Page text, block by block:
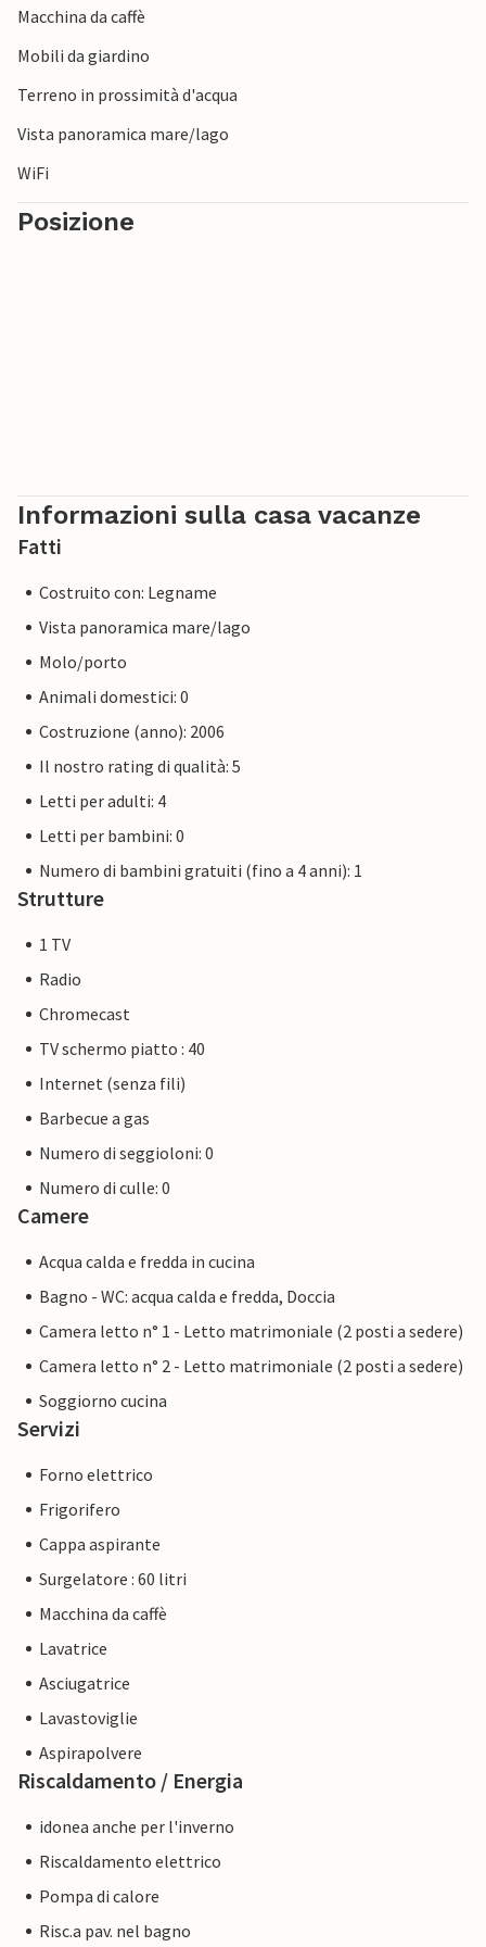
paesaggio vario e talvolta collinare.
Macchina da caffè
Mobili da giardino
Terreno in prossimità d'acqua
Vista panoramica mare/lago
WiFi
Posizione
Informazioni sulla casa vacanze
Fatti
Costruito con: Legname
Vista panoramica mare/lago
Molo/porto
Animali domestici: 0
Costruzione (anno): 2006
Il nostro rating di qualità: 5
Letti per adulti: 4
Letti per bambini: 0
Numero di bambini gratuiti (fino a 4 anni): 1
Strutture
1 TV
Radio
Chromecast
TV schermo piatto : 40
Internet (senza fili)
Barbecue a gas
Numero di seggioloni: 0
Numero di culle: 0
Camere
Acqua calda e fredda in cucina
Bagno - WC: acqua calda e fredda, Doccia
Camera letto n° 1 - Letto matrimoniale (2 posti a sedere)
Camera letto n° 2 - Letto matrimoniale (2 posti a sedere)
Soggiorno cucina
Servizi
Forno elettrico
Frigorifero
Cappa aspirante
Surgelatore : 60 litri
Macchina da caffè
Lavatrice
Asciugatrice
Lavastoviglie
Aspirapolvere
Riscaldamento / Energia
idonea anche per l'inverno
Riscaldamento elettrico
Pompa di calore
Risc.a pav. nel bagno